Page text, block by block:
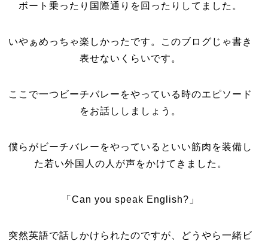
ボート乗ったり国際通りを回ったりしてました。
いやぁめっちゃ楽しかったです。このブログじゃ書き
表せないくらいです。
ここで一つビーチバレーをやっている時のエピソード
をお話ししましょう。
僕らがビーチバレーをやっているといい筋肉を装備し
た若い外国人の人が声をかけてきました。
「Can you speak English?」
突然英語で話しかけられたのですが、どうやら一緒ビ